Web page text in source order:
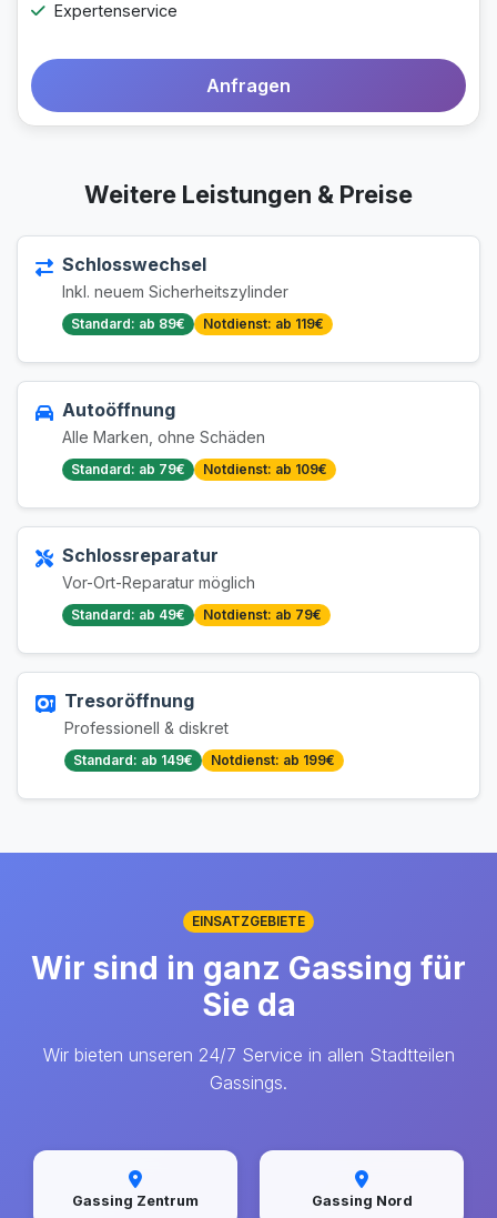
Expertenservice
Anfragen
Weitere Leistungen & Preise
Schlosswechsel
Inkl. neuem Sicherheitszylinder
Standard: ab 89€ Notdienst: ab 119€
Autoöffnung
Alle Marken, ohne Schäden
Standard: ab 79€ Notdienst: ab 109€
Schlossreparatur
Vor-Ort-Reparatur möglich
Standard: ab 49€ Notdienst: ab 79€
Tresoröffnung
Professionell & diskret
Standard: ab 149€ Notdienst: ab 199€
EINSATZGEBIETE
Wir sind in ganz Gassing für
Sie da
Wir bieten unseren 24/7 Service in allen Stadtteilen
Gassings.
Gassing Zentrum Gassing Nord